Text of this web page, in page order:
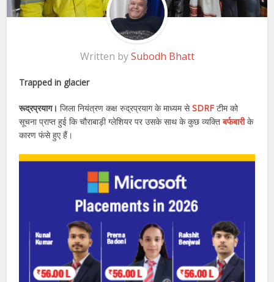
Written bySubodh Bhatt
Trapped in glacier
रूद्रप्रयाग।जिला नियंत्रण कक्ष रुद्रप्रयाग के माध्यम सेSDRF टीम को
सूचना प्राप्त हुई कि चौराबाड़ी ग्लेशियर पर उसके साथ के कुछ व्यक्तिबर्फबारीके
कारण फंसे हुए हैं।